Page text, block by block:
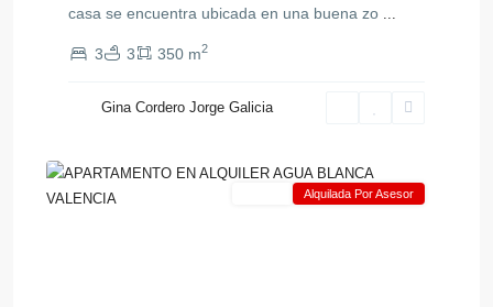
casa se encuentra ubicada en una buena zo
3 3 350 m2
Gina Cordero Jorge Galicia
Alquilada Por Asesor